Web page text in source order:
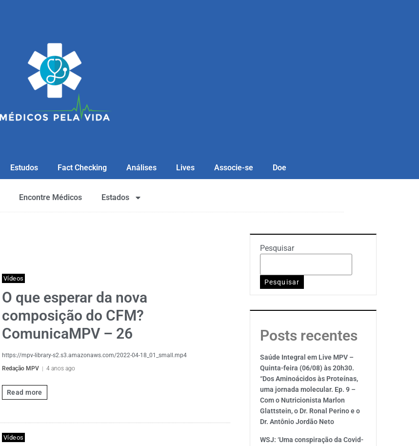
Estudos Fact Checking Análises Lives Associe-se Doe
Encontre Médicos Estados
Vídeos
O que esperar da nova
composição do CFM?
ComunicaMPV – 26
https://mpv-library-s2.s3.amazonaws.com/2022-04-18_01_small.mp4
Redação MPV
4 anos ago
Read more
Vídeos
Pesquisar
Pesquisar
Posts recentes
Saúde Integral em Live MPV –
Quinta-feira (06/08) às 20h30.
“Dos Aminoácidos às Proteínas,
uma jornada molecular. Ep. 9 –
Com o Nutricionista Marlon
Glattstein, o Dr. Ronal Perino e o
Dr. Antônio Jordão Neto
WSJ: ‘Uma conspiração da Covid-